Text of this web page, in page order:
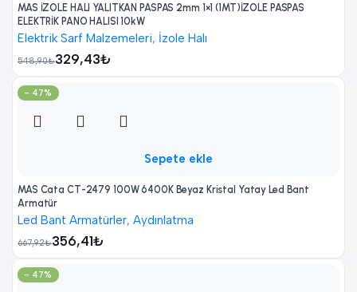
MAS İZOLE HALI YALITKAN PASPAS 2mm 1×1 (1MT)İZOLE PASPAS
ELEKTRİK PANO HALISI 10kW
Elektrik Sarf Malzemeleri, İzole Halı
548,90₺329,43₺
- 47%
Sepete ekle
MAS Cata CT-2479 100W 6400K Beyaz Kristal Yatay Led Bant
Armatür
Led Bant Armatürler, Aydınlatma
667,92₺356,41₺
- 47%